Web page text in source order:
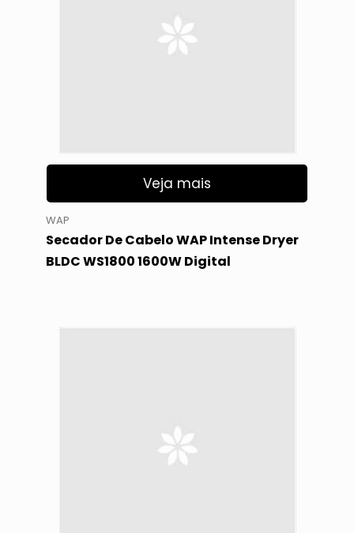
Veja mais
WAP
Secador De Cabelo WAP Intense Dryer
BLDC WS1800 1600W Digital